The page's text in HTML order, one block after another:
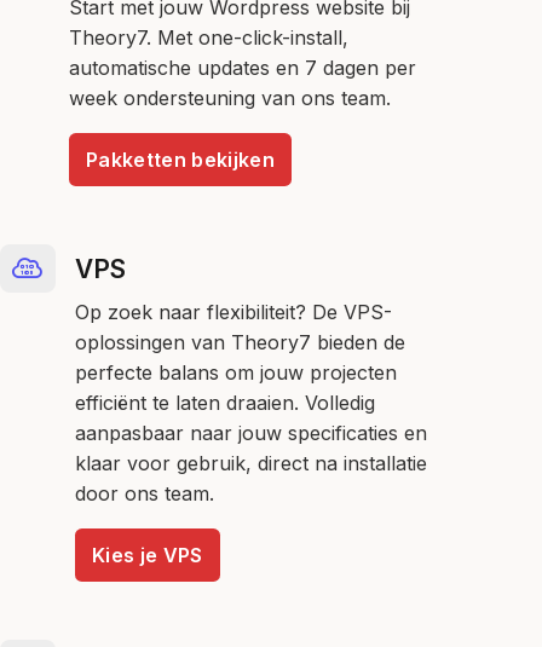
Start met jouw Wordpress website bij
Theory7. Met one-click-install,
automatische updates en 7 dagen per
week ondersteuning van ons team.
Pakketten bekijken
VPS
Op zoek naar flexibiliteit? De VPS-
oplossingen van Theory7 bieden de
perfecte balans om jouw projecten
efficiënt te laten draaien. Volledig
aanpasbaar naar jouw specificaties en
klaar voor gebruik, direct na installatie
door ons team.
Kies je VPS